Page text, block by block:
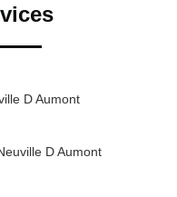
D Aumont
D Aumont